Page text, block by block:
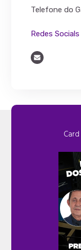
Telefone do
Redes